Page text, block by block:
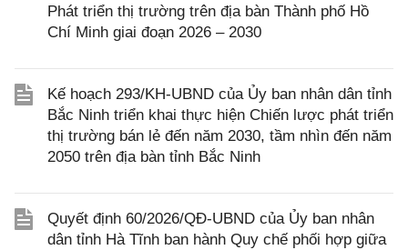
Phát triển thị trường trên địa bàn Thành phố Hồ
Chí Minh giai đoạn 2026 – 2030
Kế hoạch 293/KH-UBND của Ủy ban nhân dân tỉnh
Bắc Ninh triển khai thực hiện Chiến lược phát triển
thị trường bán lẻ đến năm 2030, tầm nhìn đến năm
2050 trên địa bàn tỉnh Bắc Ninh
Quyết định 60/2026/QĐ-UBND của Ủy ban nhân
dân tỉnh Hà Tĩnh ban hành Quy chế phối hợp giữa